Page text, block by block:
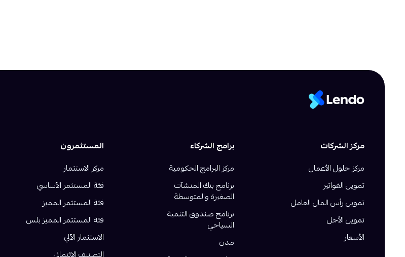
مركز الشركات
مركز حلول الأعمال
تمويل الفواتير
تمويل رأس المال العامل
تمويل الأجل
الأسعار
برامج الشركاء
مركز البرامج الحكومية
برنامج بنك المنشآت
الصغيرة والمتوسطة
برنامج صندوق التنمية
السياحي
مدن
المستثمرون
مركز الاستثمار
فئة المستثمر الأساسي
فئة المستثمر المميز
فئة المستثمر المميز بلس
الاستثمار الآلي